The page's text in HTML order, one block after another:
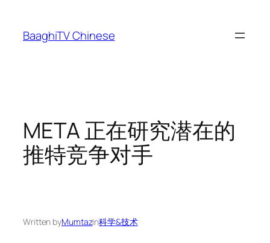
content
BaaghiTV Chinese
META 正在研究潜在的
推特竞争对手
Written byMumtazin科学&技术